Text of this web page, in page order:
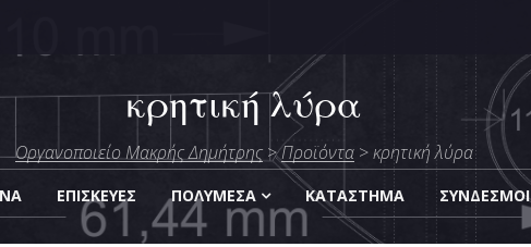
ΕΠΙΣΚΕΎΕΣ ΠΟΛΥΜΈΣΑ KΑΤΆΣΤΗΜΑ ΣΎΝΔΕΣΜΟΙ
κρητική λύρα
Οργανοποιείο Μακρής Δημήτρης >Προϊόντα >κρητική λύρα